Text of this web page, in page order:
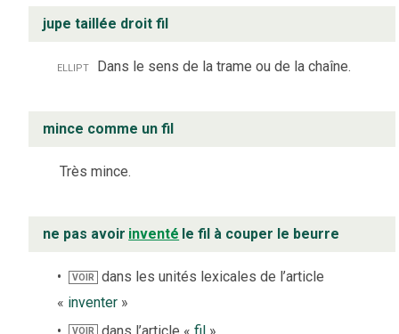
jupe taillée droit fil
ellipt Dans le sens de la trame ou de la chaîne.
mince comme un fil
Très mince.
ne pas avoir inventé le fil à couper le beurre
VOIR
dans les unités lexicales de l’article
« inventer »
VOIR dans l’article «fil »